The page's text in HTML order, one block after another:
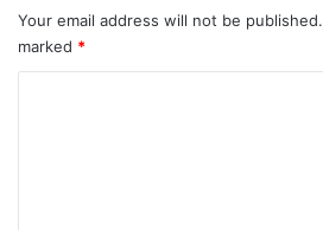
Your email address will not be published.
marked *